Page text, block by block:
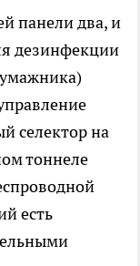
панели два, и
дезинфекции
селектор на
тоннеле
есть